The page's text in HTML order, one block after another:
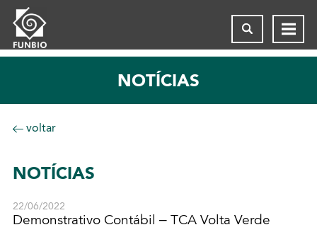
NOTÍCIAS
voltar
NOTÍCIAS
22/06/2022
Demonstrativo Contábil – TCA Volta Verde